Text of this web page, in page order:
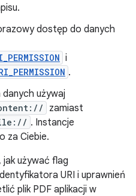
dostęp do danych
i
.
używaj
zamiast
. Instancje
za Ciebie.
używać flag
URI i uprawnień
plik PDF aplikacji w